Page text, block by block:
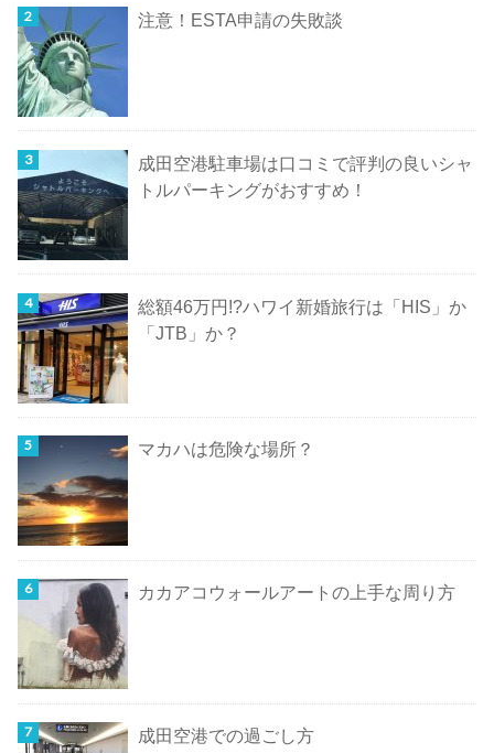
注意！ESTA申請の失敗談
成田空港駐車場は口コミで評判の良いシャ
トルパーキングがおすすめ！
総額46万円!?ハワイ新婚旅行は「HIS」か
「JTB」か？
マカハは危険な場所？
カカアコウォールアートの上手な周り方
成田空港での過ごし方